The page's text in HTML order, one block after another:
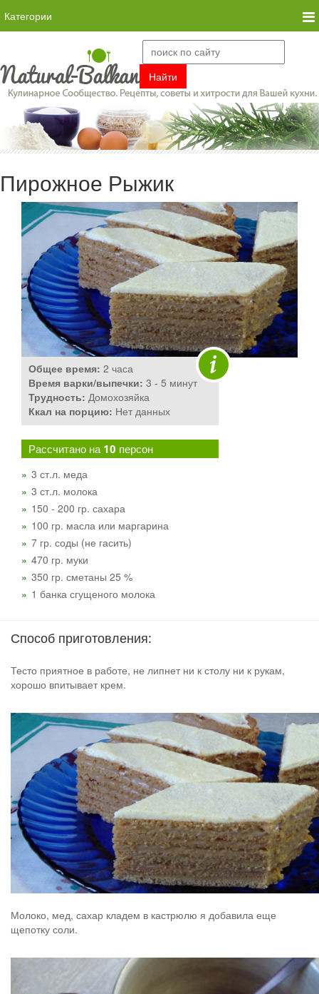
Категории
Пирожное Рыжик
Общее время: 2 часа
Время варки/выпечки: 3 - 5 минут
Трудность: Домохозяйка
Ккал на порцию: Нет данных
Рассчитано на 10 персон
3 ст.л. меда
3 ст.л. молока
150 - 200 гр. сахара
100 гр. масла или маргарина
7 гр. соды (не гасить)
470 гр. муки
350 гр. сметаны 25 %
1 банка сгущеного молока
Способ приготовления:
Тесто приятное в работе, не липнет ни к столу ни к рукам,
хорошо впитывает крем.
Молоко, мед, сахар кладем в кастрюлю я добавила еще
щепотку соли.